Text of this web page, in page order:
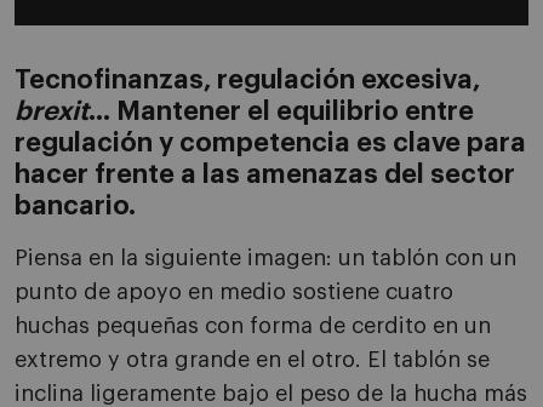
Tecnofinanzas, regulación excesiva,
brexit... Mantener el equilibrio entre
regulación y competencia es clave para
hacer frente a las amenazas del sector
bancario.
Piensa en la siguiente imagen: un tablón con un
punto de apoyo en medio sostiene cuatro
huchas pequeñas con forma de cerdito en un
extremo y otra grande en el otro. El tablón se
inclina ligeramente bajo el peso de la hucha más